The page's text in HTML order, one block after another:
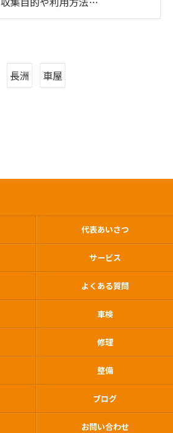
長洲 車屋
代表あいさつ
サービス
よくある質問
車検
修理
整備
ブログ
お問い合わせ